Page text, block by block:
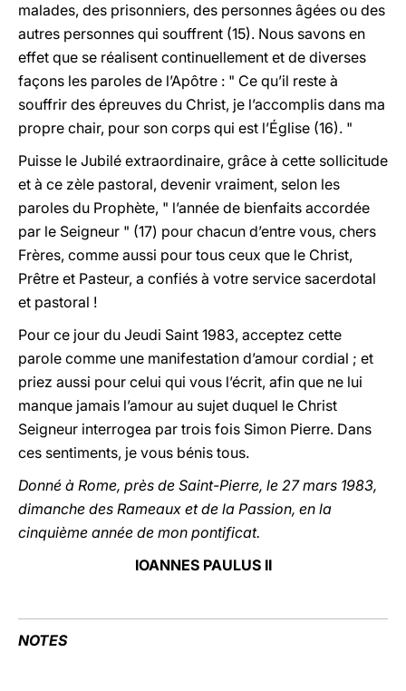
malades, des prisonniers, des personnes âgées ou des
autres personnes qui souffrent (15). Nous savons en
effet que se réalisent continuellement et de diverses
façons les paroles de l’Apôtre : " Ce qu’il reste à
souffrir des épreuves du Christ, je l’accomplis dans ma
propre chair, pour son corps qui est l’Église (16). "
Puisse le Jubilé extraordinaire, grâce à cette sollicitude
et à ce zèle pastoral, devenir vraiment, selon les
paroles du Prophète, " l’année de bienfaits accordée
par le Seigneur " (17) pour chacun d’entre vous, chers
Frères, comme aussi pour tous ceux que le Christ,
Prêtre et Pasteur, a confiés à votre service sacerdotal
et pastoral !
Pour ce jour du Jeudi Saint 1983, acceptez cette
parole comme une manifestation d’amour cordial ; et
priez aussi pour celui qui vous l’écrit, afin que ne lui
manque jamais l’amour au sujet duquel le Christ
Seigneur interrogea par trois fois Simon Pierre. Dans
ces sentiments, je vous bénis tous.
Donné à Rome, près de Saint-Pierre, le 27 mars 1983,
dimanche des Rameaux et de la Passion, en la
cinquième année de mon pontificat.
IOANNES PAULUS II
NOTES